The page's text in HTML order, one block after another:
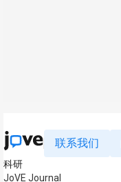
联系我们
科研
JoVE Journal